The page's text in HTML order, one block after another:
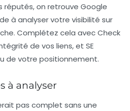
réputés, on retrouve Google
à analyser votre visibilité sur
Complétez cela avecCheck
de vos liens, et SE
de votre positionnement.
à analyser
pas complet sans une